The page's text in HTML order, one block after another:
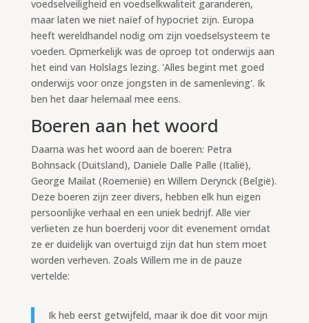
voedselveiligheid en voedselkwaliteit garanderen,
maar laten we niet naïef of hypocriet zijn. Europa
heeft wereldhandel nodig om zijn voedselsysteem te
voeden. Opmerkelijk was de oproep tot onderwijs aan
het eind van Holslags lezing. 'Alles begint met goed
onderwijs voor onze jongsten in de samenleving'. Ik
ben het daar helemaal mee eens.
Boeren aan het woord
Daarna was het woord aan de boeren: Petra
Bohnsack (Duitsland), Daniele Dalle Palle (Italië),
George Mailat (Roemenië) en Willem Derynck (België).
Deze boeren zijn zeer divers, hebben elk hun eigen
persoonlijke verhaal en een uniek bedrijf. Alle vier
verlieten ze hun boerderij voor dit evenement omdat
ze er duidelijk van overtuigd zijn dat hun stem moet
worden verheven. Zoals Willem me in de pauze
vertelde:
Ik heb eerst getwijfeld, maar ik doe dit voor mijn